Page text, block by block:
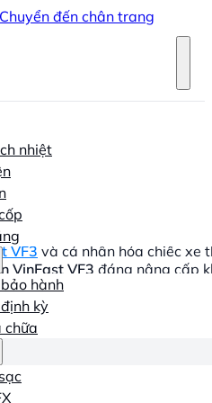
Chuyển đến chân trang
nhiệt
hành
kỳ
chữa
đáng nâng
thị nhỏ gọn, sở hữu thiết kế
VF3 và cá nhân hóa chiếc xe
VinFast VF3 đáng nâng cấp